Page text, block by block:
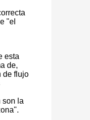
"el
esta
de,
de flujo
son la